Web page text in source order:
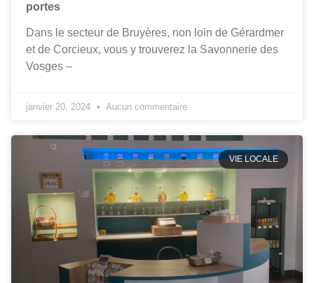
portes
Dans le secteur de Bruyères, non loin de Gérardmer
et de Corcieux, vous y trouverez la Savonnerie des
Vosges –
janvier 20, 2024 Aucun commentaire
VIE LOCALE